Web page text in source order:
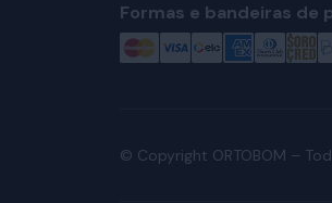
Formas e bandeiras de
© Copyright ORTOBOM –